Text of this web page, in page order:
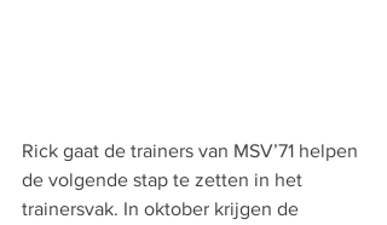
Rick gaat de trainers van MSV’71 helpen
de volgende stap te zetten in het
trainersvak. In oktober krijgen de